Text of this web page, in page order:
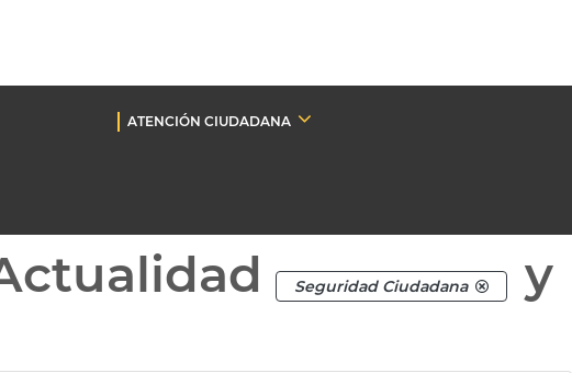
ATENCIÓN CIUDADANA
Seguridad Ciudadana
y